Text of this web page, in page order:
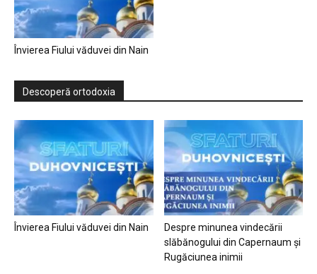
Învierea Fiului văduvei din Nain
Descoperă ortodoxia
Învierea Fiului văduvei din Nain
Despre minunea vindecării
slăbănogului din Capernaum și
Rugăciunea inimii